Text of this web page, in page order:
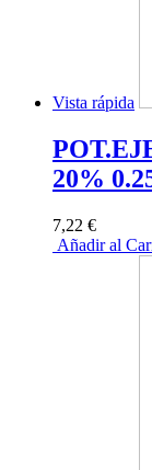
Vista rápida
20%
7,22 €
Añadir al